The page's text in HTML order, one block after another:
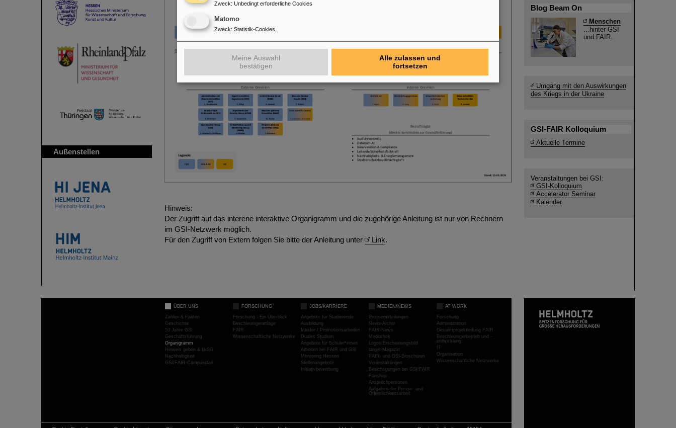
Außenstellen
Hinweis:
Der Zugriff auf das interene interaktive Organigramm und die zugehörige Anleitung ist nur von Rechnern
im GSI-Netzwerk möglich.
Für den Zugriff von Extern folgen Sie bitte der Anleitung unter
Link.
Blog Beam On
Menschen
...hinter GSI
und FAIR.
Umgang mit den Auswirkungen
des Kriegs in der Ukraine
GSI-FAIR Kolloquium
Aktuelle Termine
Veranstaltungen bei GSI:
GSI-Kolloquium
Accelerator Seminar
Kalender
ÜBER UNS
Zahlen & Fakten
Geschichte
50 Jahre GSI
Geschäftsführung
Organigramm
Hinweis geben & LkSG
Nachhaltigkeit
GSI/FAIR-Campusplan
FORSCHUNG
Forschung - Ein Überblick
Beschleunigeranlage
FAIR
Wissenschaftliche Netzwerke
JOBS/KARRIERE
Angebote für Studierende
Ausbildung
Master / Promotionsarbeiten
Duales Studium
Angebote für Schüler*innen
Arbeiten bei FAIR und GSI
Mentoring Hessen
Stellenangebote
Initiativbewerbung
MEDIEN/NEWS
Pressemitteilungen
News-Archiv
FAIR-News
Mediathek
Logos/Erscheinungsbild
target-Magazin
FAIR- und GSI-Broschüren
Veranstaltungen
Besichtigungen bei GSI/FAIR
Fanshop
Ansprechpersonen
Aufgaben der Presse- und
Öffentlichkeitsarbeit
AT WORK
Forschung
Administration
Gesamtprojektleitung FAIR
Beschleunigerbetrieb und -
entwicklung
IT
Organisation
Wissenschaftliche Netzwerke
Zweck: Unbedingt erforderliche Cookies
Matomo
Zweck: Statistik-Cookies
Meine Auswahl
bestätigen
Alle zulassen und
fortsetzen